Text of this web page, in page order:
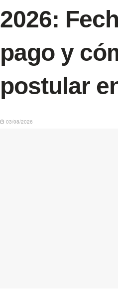
2026:
pago y
postular
03/08/2026